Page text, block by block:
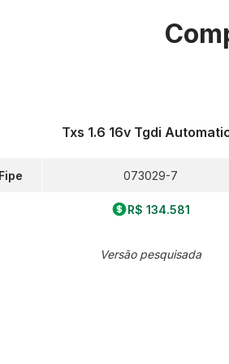
Txs 1.6 16v Tgdi
073029-7
R$ 134.581
Versão pesquisada